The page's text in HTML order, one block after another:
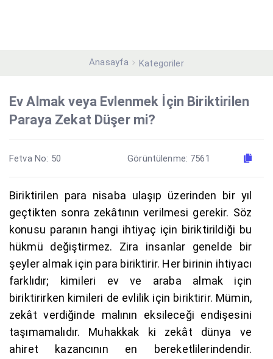
Anasayfa Kategoriler
Ev Almak veya Evlenmek İçin Biriktirilen
Paraya Zekat Düşer mi?
Fetva No: 50 Görüntülenme: 7561
Biriktirilen para nisaba ulaşıp üzerinden bir yıl
geçtikten sonra zekâtının verilmesi gerekir. Söz
konusu paranın hangi ihtiyaç için biriktirildiği bu
hükmü değiştirmez. Zira insanlar genelde bir
şeyler almak için para biriktirir. Her birinin ihtiyacı
farklıdır; kimileri ev ve araba almak için
biriktirirken kimileri de evlilik için biriktirir. Mümin,
zekât verdiğinde malının eksileceği endişesini
taşımamalıdır. Muhakkak ki zekât dünya ve
ahiret kazancının en bereketlilerindendir.